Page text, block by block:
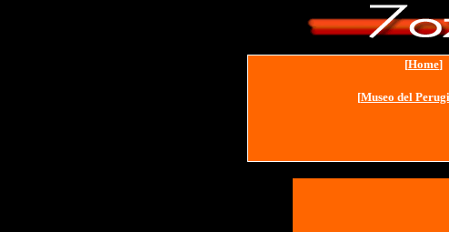
[Home
[Museo del